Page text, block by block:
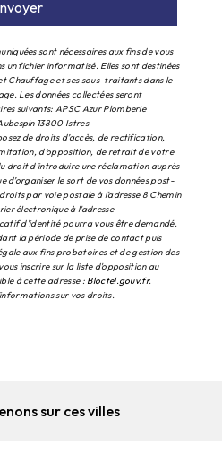
sont nécessaires aux fins de vous
un fichier informatisé. Elles sont destinées
Chauffage et ses sous-traitants dans le
Les données collectées seront
suivants: APSC Azur Plomberie
13800 Istres
de droits d’accès, de rectification,
d’opposition, de retrait de votre
droit d’introduire une réclamation auprès
d’organiser le sort de vos données post-
par voie postale à l'adresse 8 Chemin
électronique à l'adresse
d'identité pourra vous être demandé.
la période de prise de contact puis
aux fins probatoires et de gestion des
inscrire sur la liste d'opposition au
à cette adresse : Bloctel.gouv.fr.
sur vos droits.
sur ces villes